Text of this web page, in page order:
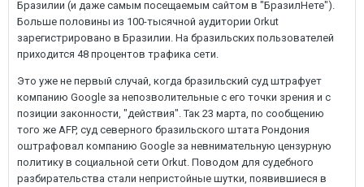
Бразилии (и даже самым посещаемым сайтом в "БразилНете").
Больше половины из 100-тысячной аудитории Orkut
зарегистрировано в Бразилии. На бразильских пользователей
приходится 48 процентов трафика сети.
Это уже не первый случай, когда бразильский суд штрафует
компанию Google за непозволительные с его точки зрения и с
позиции законности, "действия". Так 23 марта, по сообщению
того же AFP, суд северного бразильского штата Рондония
оштрафовал компанию Google за невнимательную цензурную
политику в социальной сети Orkut. Поводом для судебного
разбирательства стали непристойные шутки, появившиеся в